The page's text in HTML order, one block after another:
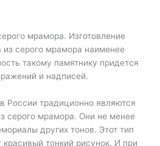
мрамора. Изготовление
из серого мрамора наименее
такому памятнику придется
и надписей.
России традиционно являются
серого мрамора. Они не менее
других тонов. Этот тип
тонкий рисунок. И при